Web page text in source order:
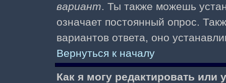
вариант. Ты также можешь
означает постоянный опрос.
вариантов ответа, оно
Вернуться к началу
Как я могу редактировать или